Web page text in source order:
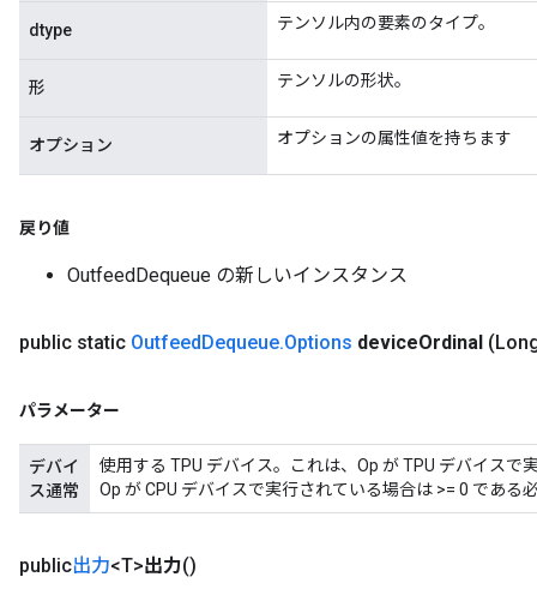
dtype テンソル内の要素のタイプ。
形 テンソルの形状。
オプション オプションの属性値を持ちます
戻り値
OutfeedDequeue の新しいインスタンス
public static OutfeedDequeue.Options deviceOrdinal
パラメーター
デバイ
ス通常
使用する TPU デバイス。これは、Op が TPU デバイスで
Op が CPU デバイスで実行されている場合は >= 0 である
public出力<T>出力()